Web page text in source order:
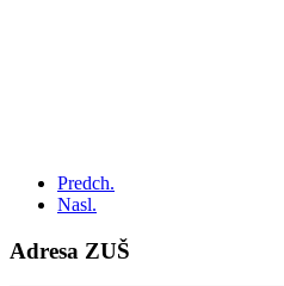
Predch.
Nasl.
Adresa ZUŠ